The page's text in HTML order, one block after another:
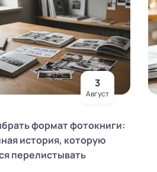
3
Август
формат фотокниги:
история, которую
перелистывать